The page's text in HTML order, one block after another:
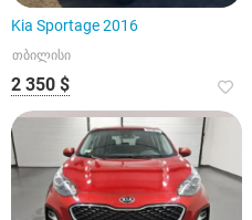
Kia Sportage 2016
თბილისი
2 350 $